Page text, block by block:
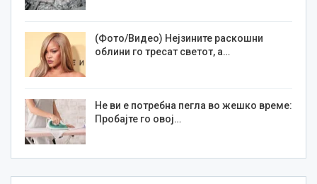
(Фото/Видео) Нејзините раскошни
облини го тресат светот, а…
Не ви е потребна пегла во жешко време:
Пробајте го овој…